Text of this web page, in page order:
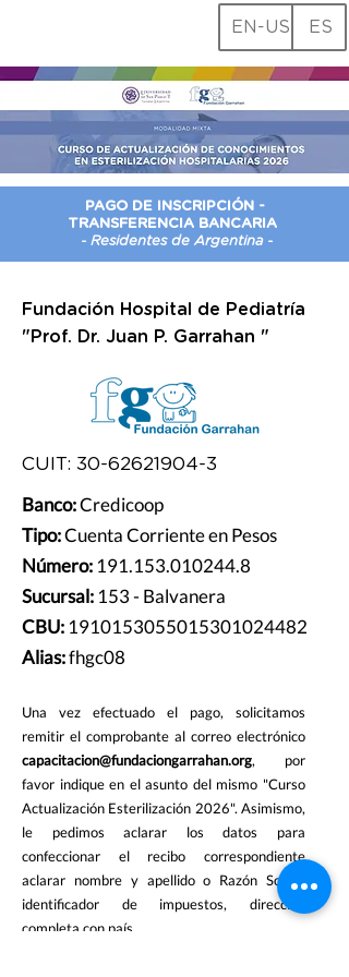
EN-US ES
PAGO DE INSCRIPCIÓN -
TRANSFERENCIA BANCARIA
- Residentes de Argentina -
Fundación Hospital de Pediatría
"Prof. Dr. Juan P. Garrahan "
CUIT: 30-62621904-3
Banco:Credicoop
Tipo:Cuenta Corriente en Pesos
Número: 191.153.010244.8
Sucursal: 153 - Balvanera
CBU: 1910153055015301024482
Alias:fhgc08
Una vez efectuado el pago, solicitamos
remitir el comprobante al correo electrónico
capacitacion@fundaciongarrahan.org, por
favor indique en el asunto del mismo "Curso
Actualización Esterilización 2026". Asimismo,
le pedimos aclarar los datos para
confeccionar el recibo correspondiente
aclarar nombre y apellido o Razón Social,
identificador de impuestos, dirección
completa con país.